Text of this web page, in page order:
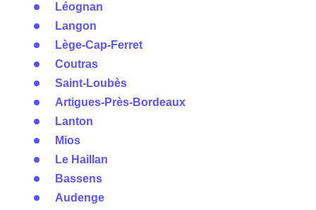
Léognan
Langon
Lège-Cap-Ferret
Coutras
Saint-Loubès
Artigues-Près-Bordeaux
Lanton
Mios
Le Haillan
Bassens
Audenge